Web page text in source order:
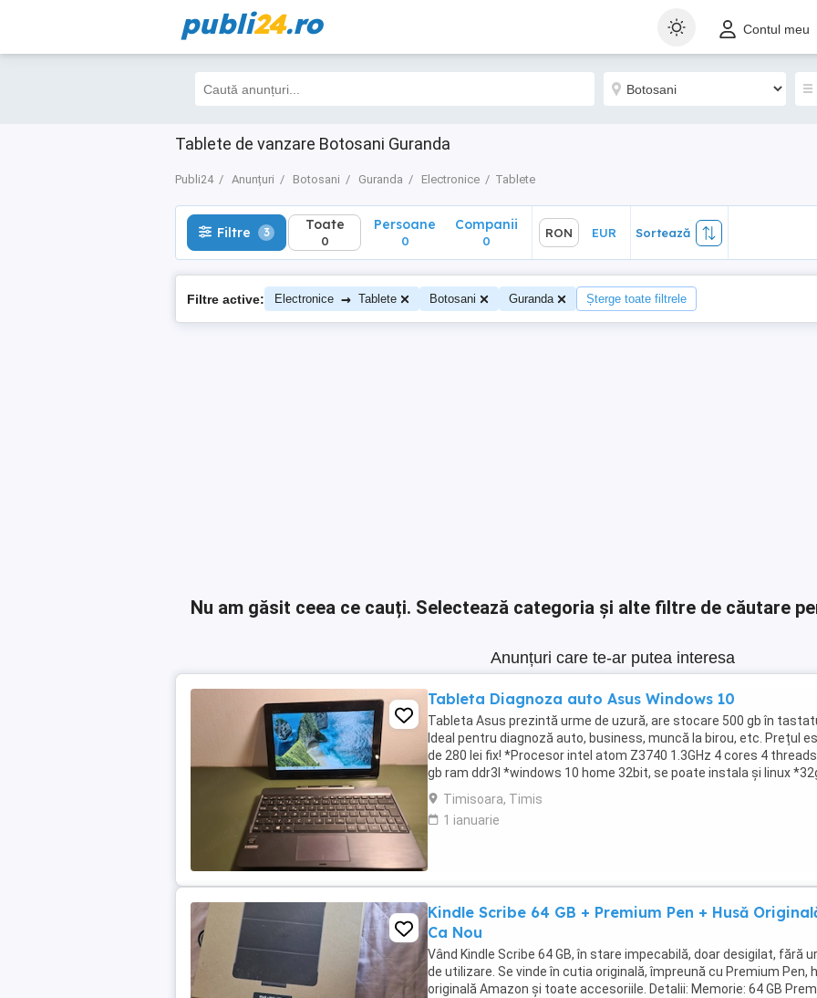
publi24.ro Contul meu
Tablete de vanzare Botosani Guranda
Publi24 Anunțuri Botosani Guranda Electronice Tablete
Filtre 3 Toate
0
Sortează
Filtre 3 Toate
0
Persoane
0
Companii
0
RON EUR Sortează
Filtre active: Electronice → Tablete Botosani Guranda Șterge toate filtrele
Nu am găsit ceea ce cauți. Selectează categoria și alte filtre de căutare
Anunțuri care te-ar putea interesa
Tableta Diagnoza auto Asus Windows 10
Tableta Asus prezintă urme de uzură, are stocare 500 gb în
Ideal pentru diagnoză auto, business, muncă la birou, etc. Prețul
de 280 lei fix! *Procesor intel atom Z3740 1.3GHz 4 cores 4
gb ram ddr3l *windows 10 home 32bit, se poate instala și linux
memorie internă +HDD ...
Timisoara, Timis
1 ianuarie
Kindle Scribe 64 GB + Premium Pen + Husă
Ca Nou
Vând Kindle Scribe 64 GB, în stare impecabilă, doar desigilat, fără
de utilizare. Se vinde în cutia originală, împreună cu Premium Pen,
originală Amazon și toate accesoriile. Detalii: Memorie: 64 GB